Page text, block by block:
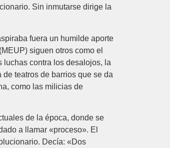
Sin inmutarse dirige la
fuera un humilde aporte
siguen otros como el
luchas contra los desalojos, la
teatros de barrios que se da
como las milicias de
de la época, donde se
a llamar «proceso». El
Decía: «Dos